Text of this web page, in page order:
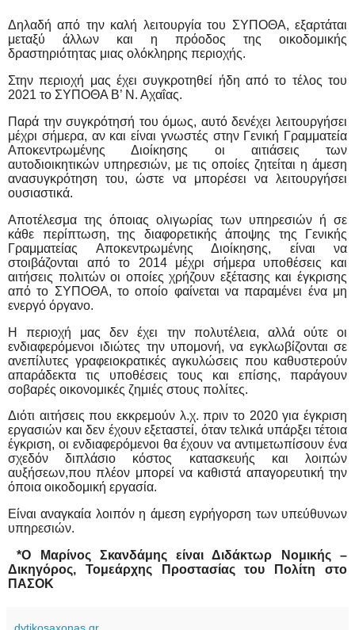
Δηλαδή από την καλή λειτουργία του ΣΥΠΟΘΑ, εξαρτάται
μεταξύ άλλων και η πρόοδος της οικοδομικής
δραστηριότητας μιας ολόκληρης περιοχής.
Στην περιοχή μας έχει συγκροτηθεί ήδη από το τέλος του
2021 το ΣΥΠΟΘΑ Β’ Ν. Αχαΐας.
Παρά την συγκρότησή του όμως, αυτό δενέχει λειτουργήσει
μέχρι σήμερα, αν και είναι γνωστές στην Γενική Γραμματεία
Αποκεντρωμένης Διοίκησης οι αιτιάσεις των
αυτοδιοικητικών υπηρεσιών, με τις οποίες ζητείται η άμεση
ανασυγκρότηση του, ώστε να μπορέσει να λειτουργήσει
ουσιαστικά.
Αποτέλεσμα της όποιας ολιγωρίας των υπηρεσιών ή σε
κάθε περίπτωση, της διαφορετικής άποψης της Γενικής
Γραμματείας Αποκεντρωμένης Διοίκησης, είναι να
στοιβάζονται από το 2014 μέχρι σήμερα υποθέσεις και
αιτήσεις πολιτών οι οποίες χρήζουν εξέτασης και έγκρισης
από το ΣΥΠΟΘΑ, το οποίο φαίνεται να παραμένει ένα μη
ενεργό όργανο.
Η περιοχή μας δεν έχει την πολυτέλεια, αλλά ούτε οι
ενδιαφερόμενοι ιδιώτες την υπομονή, να εγκλωβίζονται σε
ανεπίλυτες γραφειοκρατικές αγκυλώσεις που καθυστερούν
απαράδεκτα τις υποθέσεις τους και επίσης, παράγουν
σοβαρές οικονομικές ζημιές στους πολίτες.
Διότι αιτήσεις που εκκρεμούν λ.χ. πριν το 2020 για έγκριση
εργασιών και δεν έχουν εξεταστεί, όταν τελικά υπάρξει τέτοια
έγκριση, οι ενδιαφερόμενοι θα έχουν να αντιμετωπίσουν ένα
σχεδόν διπλάσιο κόστος κατασκευής και λοιπών
αυξήσεων,που πλέον μπορεί να καθιστά απαγορευτική την
όποια οικοδομική εργασία.
Είναι αναγκαία λοιπόν η άμεση εγρήγορση των υπεύθυνων
υπηρεσιών.
*Ο Μαρίνος Σκανδάμης είναι Διδάκτωρ Νομικής –
Δικηγόρος, Τομεάρχης Προστασίας του Πολίτη στο
ΠΑΣΟΚ